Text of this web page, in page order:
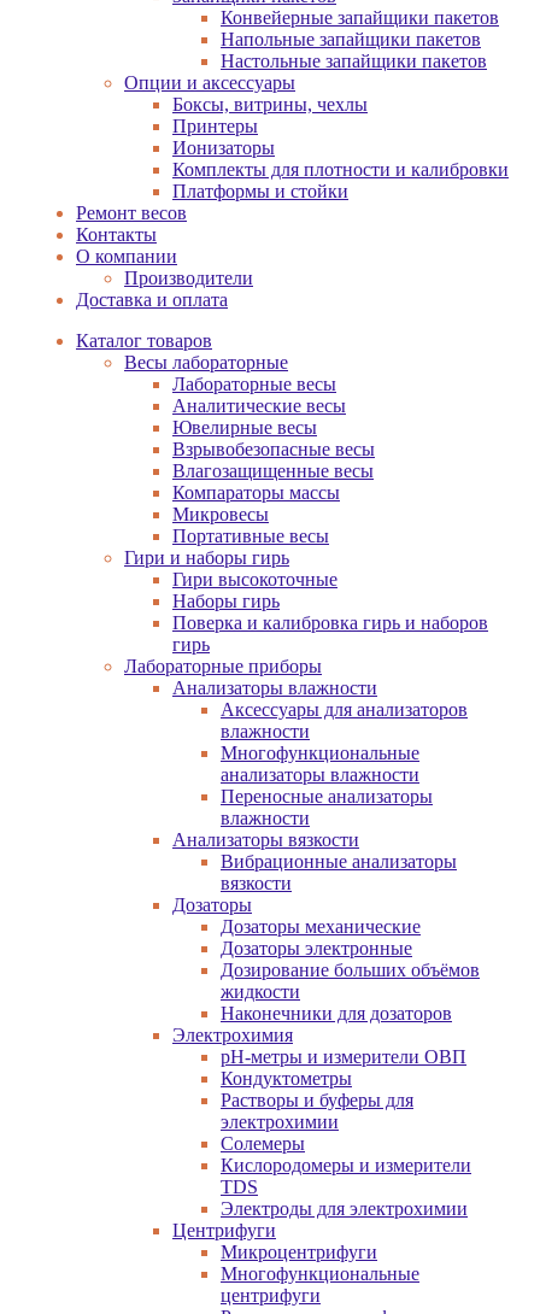
Конвейерные запайщики пакетов
Напольные запайщики пакетов
Настольные запайщики пакетов
Опции и аксессуары
Боксы, витрины, чехлы
Принтеры
Ионизаторы
Комплекты для плотности и калибровки
Платформы и стойки
Ремонт весов
Контакты
О компании
Производители
Доставка и оплата
Каталог товаров
Весы лабораторные
Лабораторные весы
Аналитические весы
Ювелирные весы
Взрывобезопасные весы
Влагозащищенные весы
Компараторы массы
Микровесы
Портативные весы
Гири и наборы гирь
Гири высокоточные
Наборы гирь
Поверка и калибровка гирь и наборов
гирь
Лабораторные приборы
Анализаторы влажности
Аксессуары для анализаторов
влажности
Многофункциональные
анализаторы влажности
Переносные анализаторы
влажности
Анализаторы вязкости
Вибрационные анализаторы
вязкости
Дозаторы
Дозаторы механические
Дозаторы электронные
Дозирование больших объёмов
жидкости
Наконечники для дозаторов
Электрохимия
pH-метры и измерители ОВП
Кондуктометры
Растворы и буферы для
электрохимии
Солемеры
Кислородомеры и измерители
TDS
Электроды для электрохимии
Центрифуги
Микроцентрифуги
Многофункциональные
центрифуги